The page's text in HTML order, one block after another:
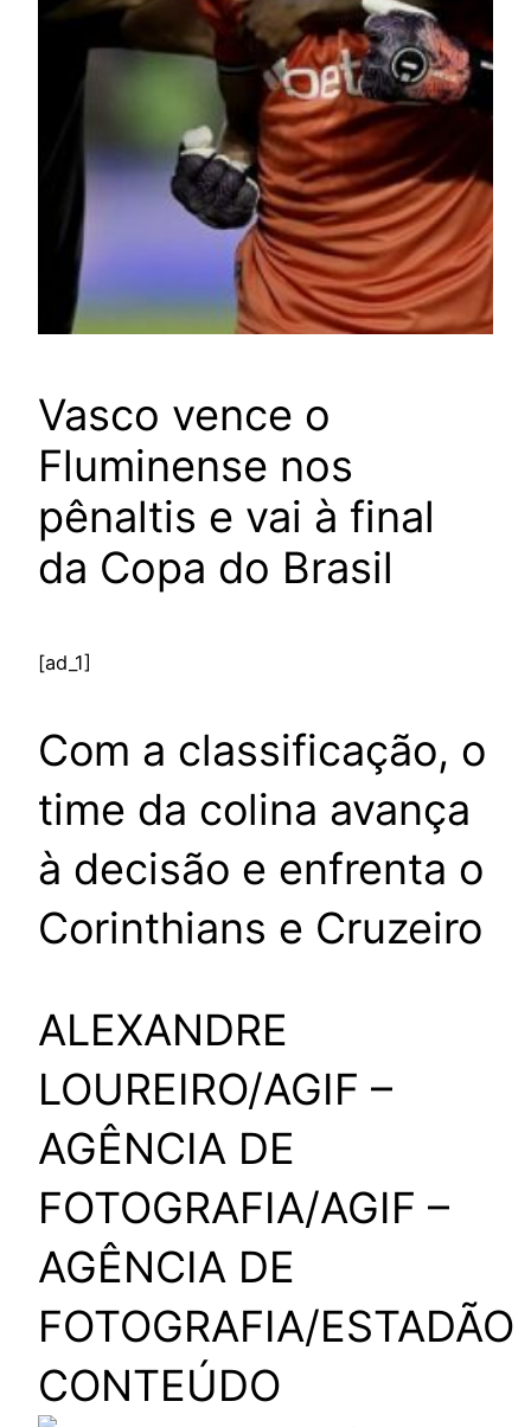
Vasco vence o
Fluminense nos
pênaltis e vai à final
da Copa do Brasil
[ad_1]
Com a classificação, o
time da colina avança
à decisão e enfrenta o
Corinthians e Cruzeiro
ALEXANDRE
LOUREIRO/AGIF –
AGÊNCIA DE
FOTOGRAFIA/AGIF –
AGÊNCIA DE
FOTOGRAFIA/ESTADÃO
CONTEÚDO